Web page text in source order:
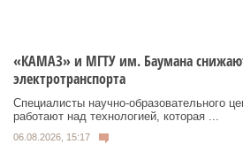
«КАМАЗ» и МГТУ им. Баумана
электротранспорта
Специалисты научно-образовательного
работают над технологией, которая ...
06.08.2026, 15:17